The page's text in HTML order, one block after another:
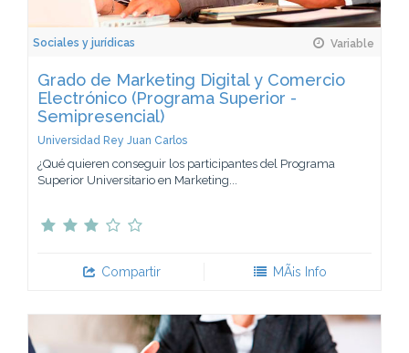
Sociales y jurídicas Variable
Grado de Marketing Digital y Comercio
Electrónico (Programa Superior -
Semipresencial)
Universidad Rey Juan Carlos
¿Qué quieren conseguir los participantes del Programa
Superior Universitario en Marketing...
Compartir MÃ¡s Info